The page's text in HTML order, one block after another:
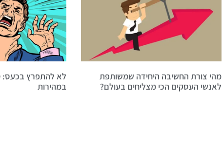
מהי צורת החשיבה היחידה שמשותפת
לאנשי העסקים הכי מצליחים בעולם?
לא להתפרץ בכעס:
במהירות